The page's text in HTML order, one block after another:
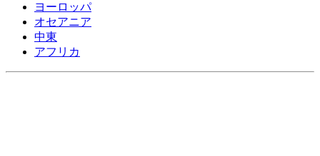
ヨーロッパ
オセアニア
中東
アフリカ